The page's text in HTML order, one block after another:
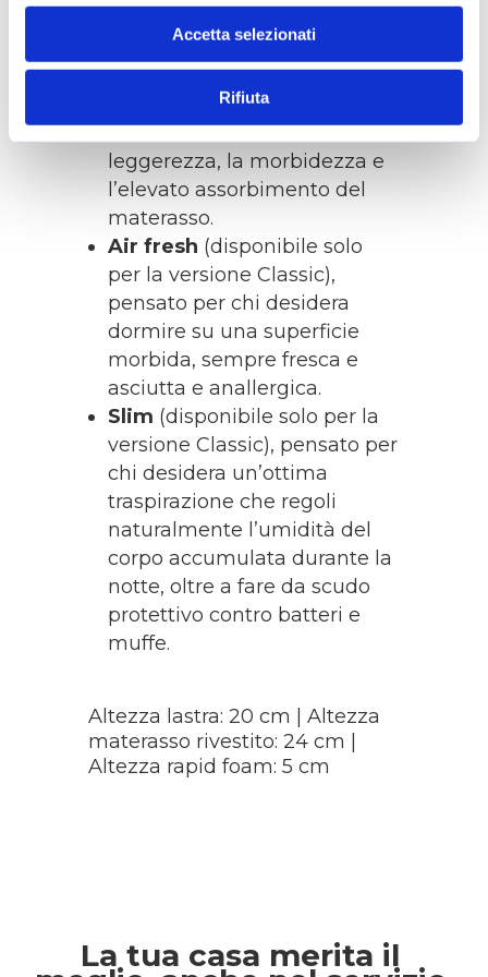
Accetta selezionati
Rifiuta
desidera un rivestimento al
100% biodegradabile,
ecologico e riciclabile, in
modo da aumentare la
leggerezza, la morbidezza e
l’elevato assorbimento del
materasso.
Air fresh (disponibile solo
per la versione Classic),
pensato per chi desidera
dormire su una superficie
morbida, sempre fresca e
asciutta e anallergica.
Slim (disponibile solo per la
versione Classic), pensato per
chi desidera un’ottima
traspirazione che regoli
naturalmente l’umidità del
corpo accumulata durante la
notte, oltre a fare da scudo
protettivo contro batteri e
muffe.
Altezza lastra: 20 cm | Altezza
materasso rivestito: 24 cm |
Altezza rapid foam: 5 cm
La tua casa merita il